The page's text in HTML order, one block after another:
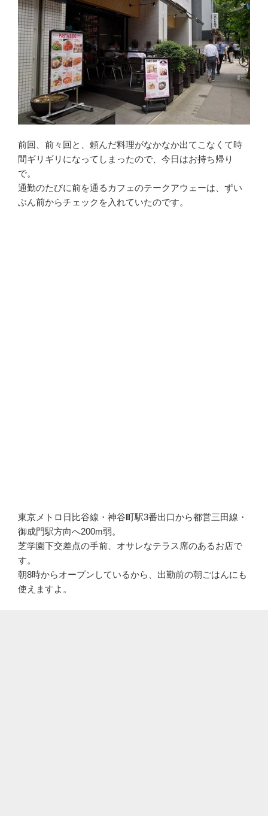
前回、前々回と、頼んだ料理がなかなか出てこなくて時
間ギリギリになってしまったので、今日はお持ち帰り
で。
通勤のたびに前を通るカフェのテークアウェーは、ずい
ぶん前からチェックを入れていたのです。
東京メトロ日比谷線・神谷町駅3番出口から都営三田線・
御成門駅方向へ200m弱。
芝学園下交差点の手前、オサレなテラス席のあるお店で
す。
朝8時からオープンしているから、出勤前の朝ごはんにも
使えますよ。